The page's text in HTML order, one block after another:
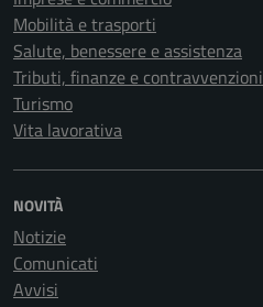
Mobilità e trasporti
Salute, benessere e assistenza
Tributi, finanze e contravvenzioni
Turismo
Vita lavorativa
NOVITÀ
Notizie
Comunicati
Avvisi